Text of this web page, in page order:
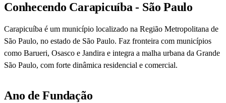
Conhecendo Carapicuíba - São Paulo
Carapicuíba é um município localizado na Região Metropolitana de
São Paulo, no estado de São Paulo. Faz fronteira com municípios
como Barueri, Osasco e Jandira e integra a malha urbana da Grande
São Paulo, com forte dinâmica residencial e comercial.
Ano de Fundação